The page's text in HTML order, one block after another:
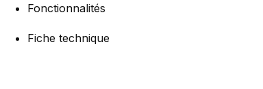
Fonctionnalités
Fiche technique